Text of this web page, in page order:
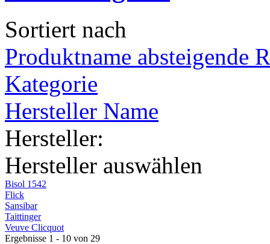
Sortiert nach
Produktname absteigende
Kategorie
Hersteller Name
Hersteller:
Hersteller auswählen
Bisol 1542
Flick
Sansibar
Taittinger
Veuve Clicquot
Ergebnisse 1 - 10 von 29